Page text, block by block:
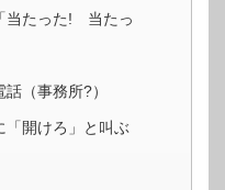
当たった! 当たっ
（事務所?）
「開けろ」と叫ぶ